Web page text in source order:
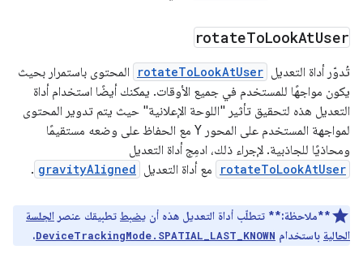
rotateToLookAtUser
تُدوّر أداة التعديل rotateToLookAtUser
المحتوى باستمرار بحيث
يكون مواجهًا للمستخدم في جميع الأوقات. يمكنك أيضًا استخدام أداة
التعديل هذه لتحقيق تأثير "اللوحة الإعلانية" حيث يتم تدوير المحتوى
لمواجهة المستخدم على المحور Y مع الحفاظ على وضعه مستقيمًا
ومحاذيًا للجاذبية. لإجراء ذلك، ادمِج أداة التعديل
rotateToLookAtUser مع أداة التعديل gravityAligned
.
**ملاحظة:** تتطلّب أداة التعديل هذه أن يضبط تطبيقك عنصر الجلسة
الحالية باستخدام DeviceTrackingMode.SPATIAL_LAST_KNOWN
.